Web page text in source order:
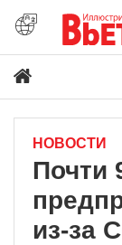
НОВОСТИ
Почти
из-за